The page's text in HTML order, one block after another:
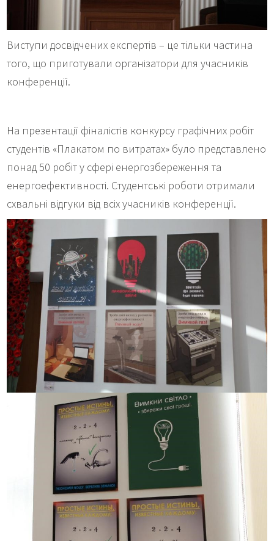
Виступи досвідчених експертів – це тільки частина
того, що приготували організатори для учасників
конференції.
На презентації фіналістів конкурсу графічних робіт
студентів «Плакатом по витратах» було представлено
понад 50 робіт у сфері енергозбереження та
енергоефективності. Студентські роботи отримали
схвальні відгуки від всіх учасників конференції.